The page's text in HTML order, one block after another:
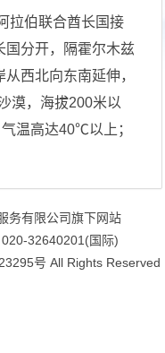
拉伯联合酋长国接
国分开，隔霍尔木兹
西北向东南延伸，
漠，海拔200米以
温高达40℃以上；
务有限公司旗下网站
32640201(国际)
号 All Rights Reserved